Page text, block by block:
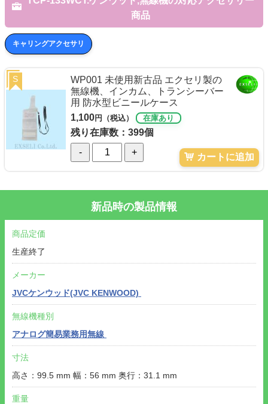
商品
キャリングアクセサリ
WP001 未使用新古品 エクセリ製の
無線機、インカム、トランシーバー
用 防水型ビニールケース
1,100円（税込） 在庫あり
残り在庫数：399個
-
+ カートに追加
S
新品時の製品情報
商品定価
生産終了
メーカー
JVCケンウッド(JVC KENWOOD)
無線機種別
アナログ簡易業務用無線
寸法
高さ：99.5 mm 幅：56 mm 奥行：31.1 mm
重量